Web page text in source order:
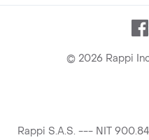
© 2026 Rappi
Rappi S.A.S. --- NIT